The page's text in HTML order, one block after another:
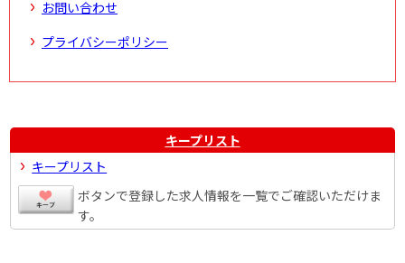
お問い合わせ
プライバシーポリシー
キープリスト
キープリスト
ボタンで登録した求人情報を一覧でご確認いただけま
す。